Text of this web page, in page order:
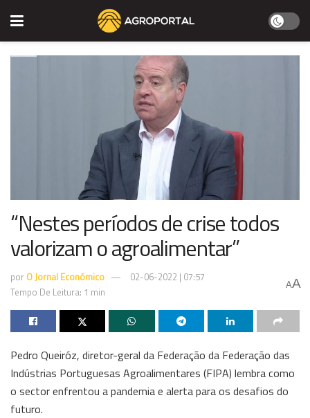
“Nestes períodos de crise todos
valorizam o agroalimentar”
por O Jornal Económico
02-06-2022 | 07:57
Tempo De Leitura: 1 min
AA
Pedro Queiróz, diretor-geral da Federação da Federação das
Indústrias Portuguesas Agroalimentares (FIPA) lembra como
o sector enfrentou a pandemia e alerta para os desafios do
futuro.